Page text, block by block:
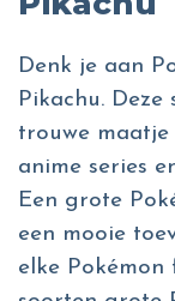
Denk je aan
Pikachu.
trouwe maatje
anime series
Een grote
een mooie
elke Pokémon